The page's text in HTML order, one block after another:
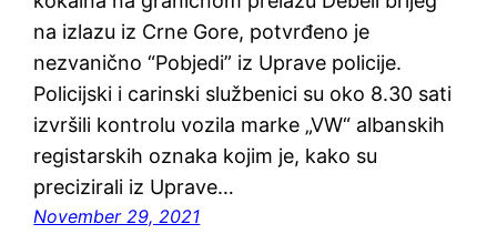
na izlazu iz Crne Gore, potvrđeno je
nezvanično “Pobjedi” iz Uprave policije.
Policijski i carinski službenici su oko 8.30 sati
izvršili kontrolu vozila marke „VW“ albanskih
registarskih oznaka kojim je, kako su
precizirali iz Uprave…
November 29, 2021